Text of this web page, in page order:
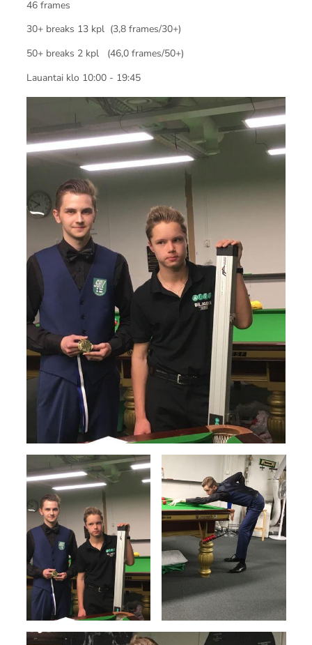
46 frames
30+ breaks 13 kpl (3,8 frames/30+)
50+ breaks 2 kpl (46,0 frames/50+)
Lauantai klo 10:00 - 19:45